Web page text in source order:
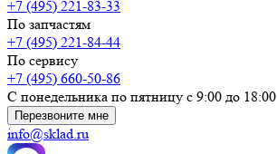
+7 (495) 221-83-33
По запчастям
+7 (495) 221-84-44
По сервису
+7 (495) 660-50-86
С понедельника по пятницу с 9:00 до 18:00
Перезвоните мне
info@sklad.ru